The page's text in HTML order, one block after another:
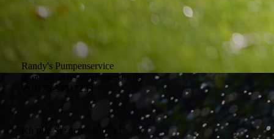
Randy's Pumpenservice
@ info@randys-pumpenservice.de
✆ 0176-34517233
Ich rufe Sie gerne zurück!